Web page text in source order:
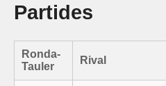
Partides
Ronda-
Tauler
Rival